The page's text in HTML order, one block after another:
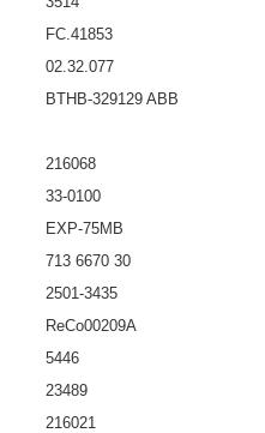
FC.41853
02.32.077
BTHB-329129 ABB
216068
33-0100
EXP-75MB
713 6670 30
2501-3435
ReCo00209A
5446
23489
216021